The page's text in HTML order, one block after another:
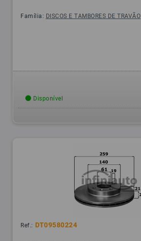
Família: DISCOS E TAMBORES DE TRAVÃO
Disponível
Ref.: DT09580224